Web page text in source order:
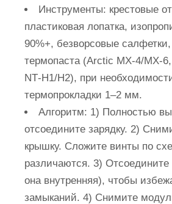
Инструменты: крестовые
пластиковая лопатка,
90%+, безворсовые салфетки,
термопаста (Arctic MX‑4/
NT‑H1/H2), при
термопрокладки 1–2 мм.
Алгоритм: 1) Полностью
отсоедините зарядку. 2)
крышку. Сложите винты по
различаются. 3)
она внутренняя), чтобы
замыканий. 4) Снимите